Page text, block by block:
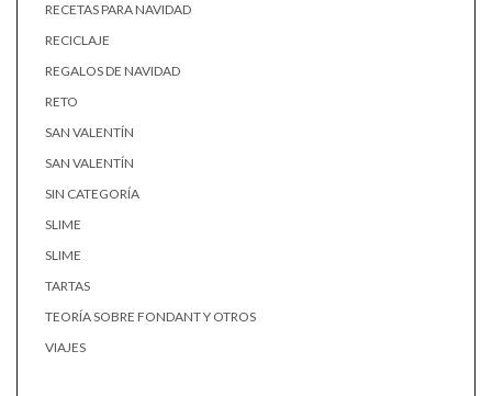
RECETAS PARA NAVIDAD
RECICLAJE
REGALOS DE NAVIDAD
RETO
SAN VALENTÍN
SAN VALENTÍN
SIN CATEGORÍA
SLIME
SLIME
TARTAS
TEORÍA SOBRE FONDANT Y OTROS
VIAJES